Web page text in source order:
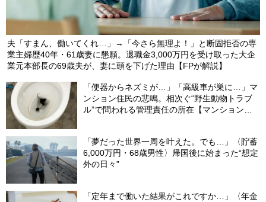
夫「すまん、働いてくれ…」→「今さら無理よ！」と断固拒否の専
業主婦歴40年・61歳妻に懇願。退職金3,000万円を受け取った大企
業元本部長の69歳夫が、妻に頭を下げた理由【FPが解説】
「便器からネズミが…」「高級車が巣に…」マ
ンション住民の悲鳴。相次ぐ“野生動物トラブ
ル”で問われる管理責任の所在【マンション管
「夢だった世界一周を叶えた。でも…」〈貯蓄
6,000万円・68歳男性〉帰国後に始まった“想定
外の日々”
「定年まで働いた結果がこれですか…」〈年金